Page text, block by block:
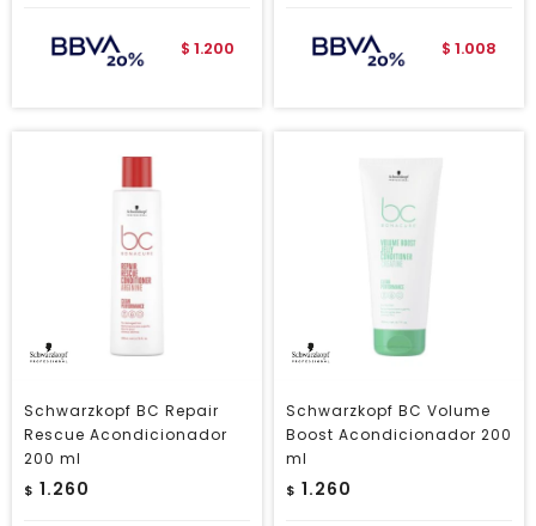
$ 1.200 $ 1.008
Schwarzkopf BC Repair
Rescue Acondicionador
200 ml
$ 1.260
Schwarzkopf BC Volume
Boost Acondicionador 200
ml
$ 1.260